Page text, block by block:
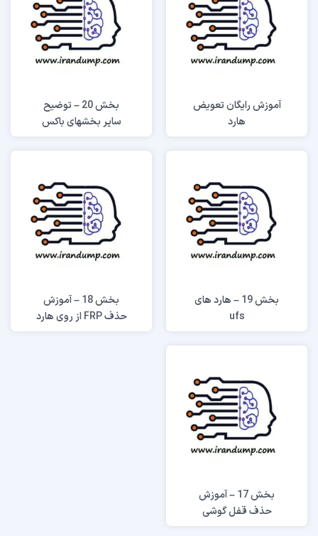
آموزش رایگان تعویض
هارد
بخش 20 – توضیح
سایر بخشهای باکس
easyjtag
بخش 19 – هارد های
ufs
بخش 18 – آموزش
حذف FRP از روی هارد
بخش 17 – آموزش
حذف قفل گوشی
بدون پاک شدن